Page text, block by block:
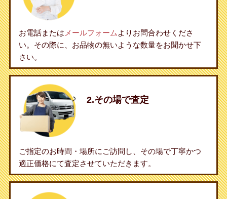
お電話または メールフォーム よりお問合わせくださ
い。その際に、お品物の無いような数量をお聞かせ下
さい。
2.その場で査定
ご指定のお時間・場所にご訪問し、その場で丁寧かつ
適正価格にて査定させていただきます。